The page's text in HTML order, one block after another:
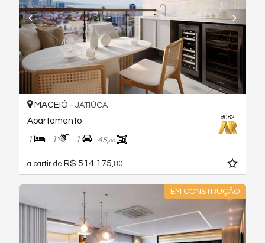
#082
MACEIÓ - JATIÚCA
Apartamento
1 1 1 45,00
a partir de R$ 514.175,80
EM CONSTRUÇÃO